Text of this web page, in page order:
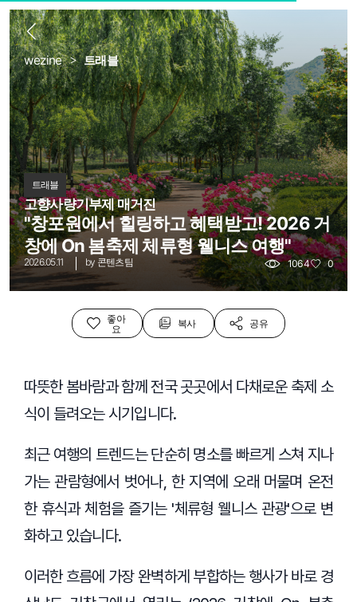
뒤
로
wezine 트래블
트래블
고향사량기부제 매거진
"창포원에서 힐링하고 혜택받고! 2026 거
창에 On 봄축제 체류형 웰니스 여행"
2026.05.11 by 콘텐츠팀 1064 0
좋아
요
복사 공유
따뜻한 봄바람과 함께 전국 곳곳에서 다채로운 축제 소
식이 들려오는 시기입니다.
최근 여행의 트렌드는 단순히 명소를 빠르게 스쳐 지나
가는 관람형에서 벗어나, 한 지역에 오래 머물며 온전
한 휴식과 체험을 즐기는 '체류형 웰니스 관광'으로 변
화하고 있습니다.
이러한 흐름에 가장 완벽하게 부합하는 행사가 바로 경